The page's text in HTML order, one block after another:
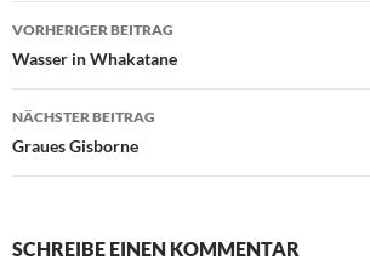
Beitragsnavigation
VORHERIGER BEITRAG
Wasser in Whakatane
NÄCHSTER BEITRAG
Graues Gisborne
SCHREIBE EINEN KOMMENTAR